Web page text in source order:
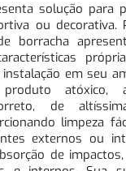
solução para
ou decorativa.
borracha
em seu
atóxico,
de
limpeza
externos ou
de